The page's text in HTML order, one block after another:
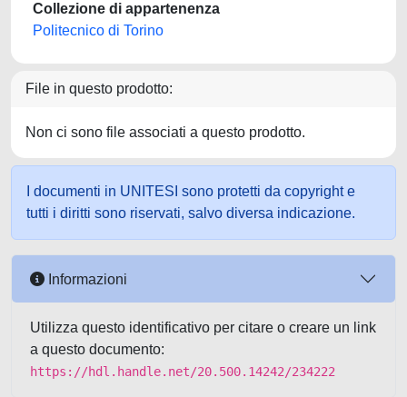
Collezione di appartenenza
Politecnico di Torino
File in questo prodotto:
Non ci sono file associati a questo prodotto.
I documenti in UNITESI sono protetti da copyright e
tutti i diritti sono riservati, salvo diversa indicazione.
Informazioni
Utilizza questo identificativo per citare o creare un link
a questo documento:
https://hdl.handle.net/20.500.14242/234222